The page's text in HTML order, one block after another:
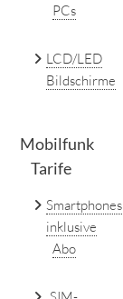
PCs
LCD/LED
Bildschirme
Mobilfunk
Tarife
Smartphones
inklusive
Abo